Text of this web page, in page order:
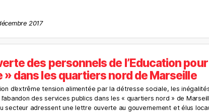
2017
des personnels de l’Education
» dans les quartiers nord de Marseille
d’extrême tension alimentée par la détresse sociale, les
l’abandon des services publics dans les « quartiers nord » de
secteur adressent une lettre ouverte au gouvernement et élus